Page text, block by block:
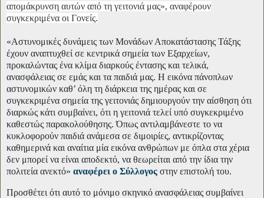
απομάκρυνση αυτών από τη γειτονιά μας», αναφέρουν
συγκεκριμένα οι Γονείς.
«Αστυνομικές δυνάμεις των Μονάδων Αποκατάστασης Τάξης
έχουν αναπτυχθεί σε κεντρικά σημεία των Εξαρχείων,
προκαλώντας ένα κλίμα διαρκούς έντασης και τελικά,
ανασφάλειας σε εμάς και τα παιδιά μας. Η εικόνα πάνοπλων
αστυνομικών καθ’ όλη τη διάρκεια της ημέρας και σε
συγκεκριμένα σημεία της γειτονιάς δημιουργούν την αίσθηση ότι
διαρκώς κάτι συμβαίνει, ότι η γειτονιά τελεί υπό συγκεκριμένο
καθεστώς παρακολούθησης. Όπως αντιλαμβάνεστε το να
κυκλοφορούν παιδιά ανάμεσα σε διμοιρίες, αντικρίζοντας
καθημερινά και αναίτια μία εικόνα ανθρώπων με όπλα στα χέρια
δεν μπορεί να είναι αποδεκτό, να θεωρείται από την ίδια την
πολιτεία ανεκτό» αναφέρει ο Σύλλογος στην επιστολή του.
Προσθέτει ότι αυτό το μόνιμο σκηνικό ανασφάλειας συμβαίνει